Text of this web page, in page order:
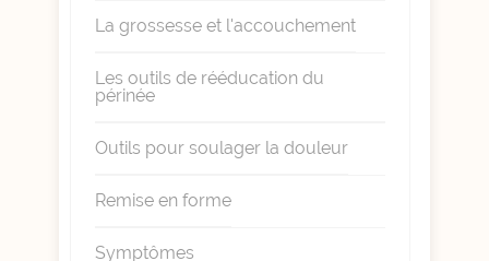
La grossesse et l'accouchement
Les outils de rééducation du
périnée
Outils pour soulager la douleur
Remise en forme
Symptômes